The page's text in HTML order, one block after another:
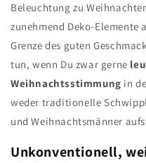
Beleuchtung zu
zunehmend Deko-Elemente
Grenze des guten
tun, wenn Du zwar gerne
Weihnachtsstimmung in
weder traditionelle
und Weihnachtsmänner
Unkonventionell,